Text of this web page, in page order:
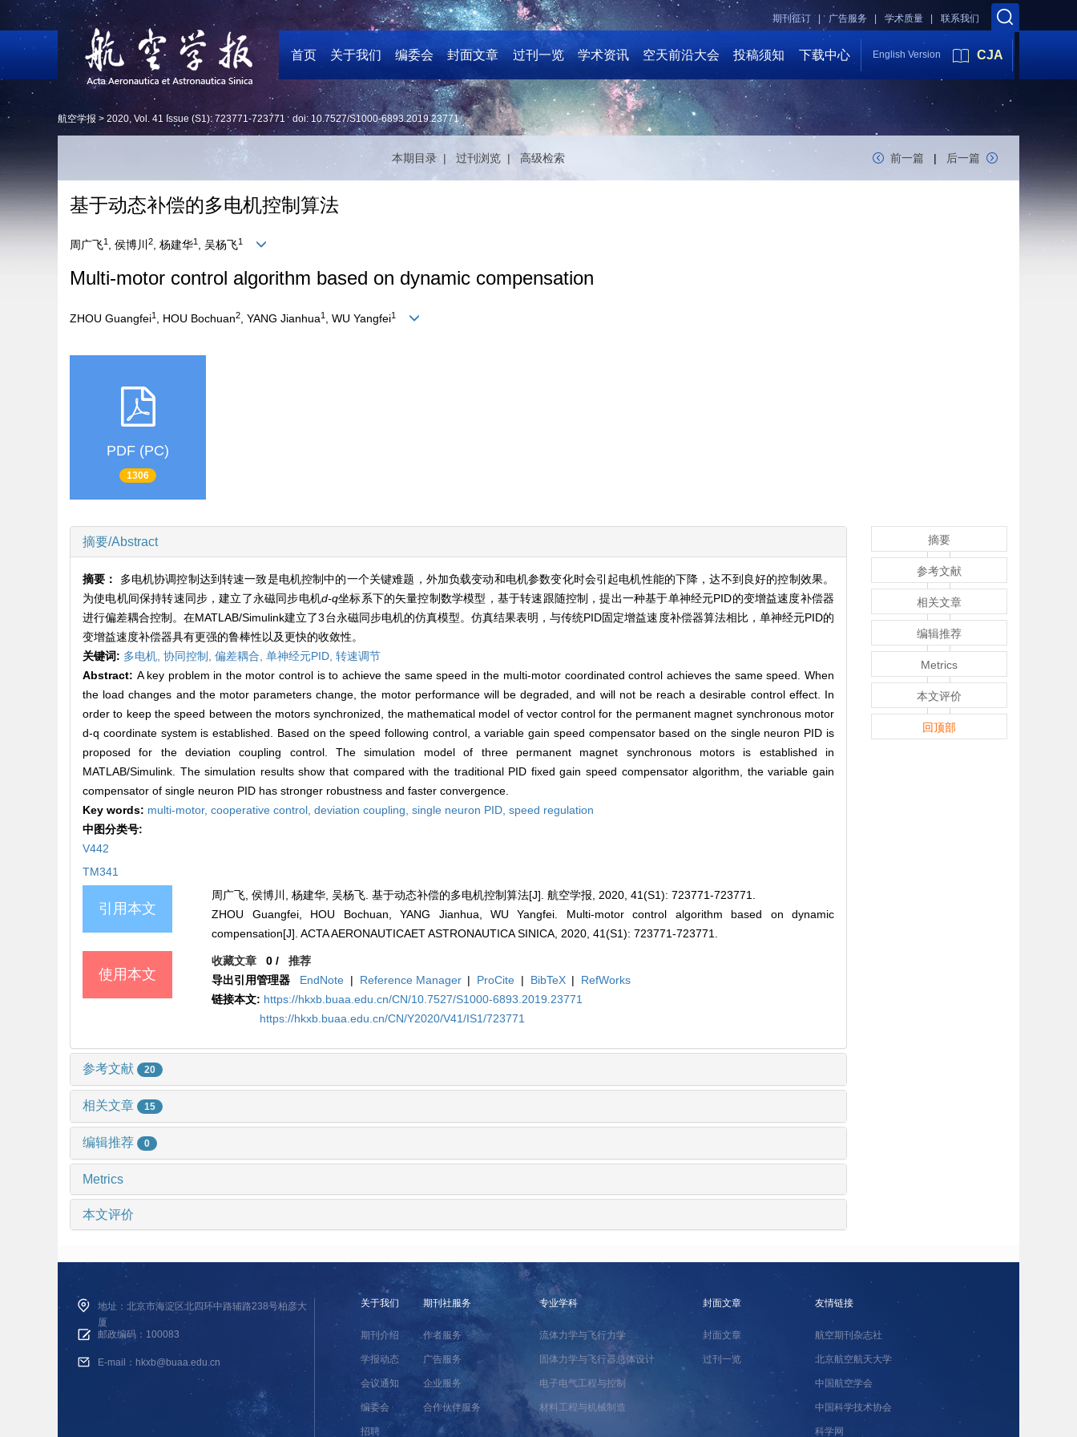
联系我们
学术质量 |
广告服务 |
期刊征订 |
首页 关于我们 编委会 封面文章 过刊一览 学术资讯 空天前沿大会 投稿须知 下载中心 English Version CJA
航空学报 > 2020, Vol. 41 Issue (S1): 723771-723771 doi: 10.7527/S1000-6893.2019.23771
本期目录 | 过刊浏览 | 高级检索 前一篇 | 后一篇
基于动态补偿的多电机控制算法
周广飞1 , 侯博川 2, 杨建华1 , 吴杨飞1
Multi-motor control algorithm based on dynamic compensation
ZHOU Guangfei1 , HOU Bochuan2 , YANG Jianhua1 , WU Yangfei1
PDF (PC)
1306
摘要/Abstract
摘要： 多电机协调控制达到转速一致是电机控制中的一个关键难题，外加负载变动和电机参数变化时会引起电机性能的下降，达不到良好的控制效果。
为使电机间保持转速同步，建立了永磁同步电机d-q坐标系下的矢量控制数学模型，基于转速跟随控制，提出一种基于单神经元PID的变增益速度补偿器
进行偏差耦合控制。在MATLAB/Simulink建立了3台永磁同步电机的仿真模型。仿真结果表明，与传统PID固定增益速度补偿器算法相比，单神经元PID的
变增益速度补偿器具有更强的鲁棒性以及更快的收敛性。
关键词: 多电机, 协同控制, 偏差耦合, 单神经元PID, 转速调节
Abstract: A key problem in the motor control is to achieve the same speed in the multi-motor coordinated control achieves the same speed. When
the load changes and the motor parameters change, the motor performance will be degraded, and will not be reach a desirable control effect. In
order to keep the speed between the motors synchronized, the mathematical model of vector control for the permanent magnet synchronous motor
d-q coordinate system is established. Based on the speed following control, a variable gain speed compensator based on the single neuron PID is
proposed for the deviation coupling control. The simulation model of three permanent magnet synchronous motors is established in
MATLAB/Simulink. The simulation results show that compared with the traditional PID fixed gain speed compensator algorithm, the variable gain
compensator of single neuron PID has stronger robustness and faster convergence.
Key words: multi-motor, cooperative control, deviation coupling, single neuron PID, speed regulation
中图分类号:
V442
TM341
引用本文
周广飞, 侯博川, 杨建华, 吴杨飞. 基于动态补偿的多电机控制算法[J]. 航空学报, 2020, 41(S1): 723771-723771.
ZHOU Guangfei, HOU Bochuan, YANG Jianhua, WU Yangfei. Multi-motor control algorithm based on dynamic
compensation[J]. ACTA AERONAUTICAET ASTRONAUTICA SINICA, 2020, 41(S1): 723771-723771.
使用本文
收藏文章 0 /推荐
导出引用管理器
EndNote | Reference Manager | ProCite | BibTeX |
RefWorks
链接本文: https://hkxb.buaa.edu.cn/CN/10.7527/S1000-6893.2019.23771
https://hkxb.buaa.edu.cn/CN/Y2020/V41/IS1/723771
参考文献 20
相关文章 15
编辑推荐 0
Metrics
本文评价
摘要
参考文献
相关文章
编辑推荐
Metrics
本文评价
回顶部
地址：北京市海淀区北四环中路辅路238号柏彦大
厦
邮政编码：100083
E-mail：hkxb@buaa.edu.cn
关于我们
期刊介绍
学报动态
会议通知
编委会
招聘
期刊社服务
作者服务
广告服务
企业服务
合作伙伴服务
专业学科
流体力学与飞行力学
固体力学与飞行器总体设计
电子电气工程与控制
材料工程与机械制造
封面文章
封面文章
过刊一览
友情链接
航空期刊杂志社
北京航空航天大学
中国航空学会
中国科学技术协会
科学网